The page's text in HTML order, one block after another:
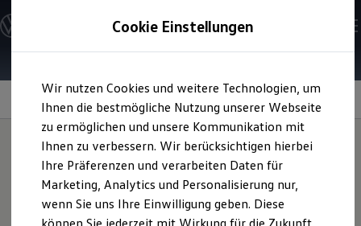
Hauptinhalt
springen
Footer
springen
Modelle und Konfigurator
Konfigurator
Modelle vergleichen
Elektroautos
ENERGY Sondermodelle
Nutzfahrzeuge
SUV und CUV
Familienautos
Kombis
Kompaktwagen
Sportwagen
Schnell verfügbare Fahrzeuge
Angebote und Produkte
Information
Babyschale und
Cookie Einstellungen
Wir nutzen Cookies und weitere Technologien, um
Ihnen die bestmögliche Nutzung unserer Webseite
zu ermöglichen und unsere Kommunikation mit
Ihnen zu verbessern. Wir berücksichtigen hierbei
Ihre Präferenzen und verarbeiten Daten für
Marketing, Analytics und Personalisierung nur,
wenn Sie uns Ihre Einwilligung geben. Diese
können Sie jederzeit mit Wirkung für die Zukunft